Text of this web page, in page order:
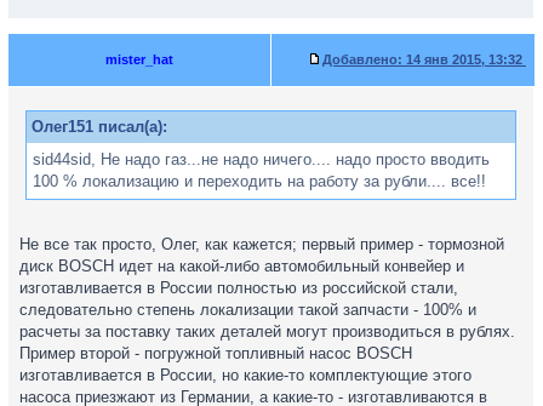
mister_hat Добавлено: 14 янв 2015, 13:32
Олег151 писал(а):
sid44sid, Не надо газ...не надо ничего.... надо просто вводить
100 % локализацию и переходить на работу за рубли.... все!!
Не все так просто, Олег, как кажется; первый пример - тормозной
диск BOSСH идет на какой-либо автомобильный конвейер и
изготавливается в России полностью из российской стали,
следовательно степень локализации такой запчасти - 100% и
расчеты за поставку таких деталей могут производиться в рублях.
Пример второй - погружной топливный насос BOSСH
изготавливается в России, но какие-то комплектующие этого
насоса приезжают из Германии, а какие-то - изготавливаются в